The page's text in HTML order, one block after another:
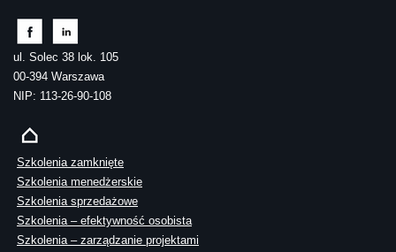
ul. Solec 38 lok. 105
00-394 Warszawa
NIP: 113-26-90-108
Szkolenia zamknięte
Szkolenia menedżerskie
Szkolenia sprzedażowe
Szkolenia – efektywność osobista
Szkolenia – zarządzanie projektami